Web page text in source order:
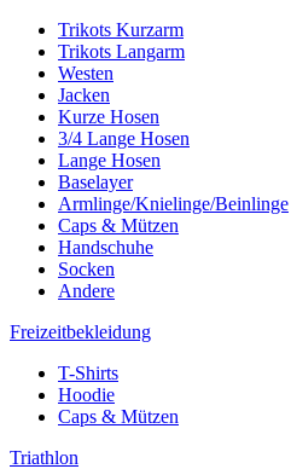
Trikots Kurzarm
Trikots Langarm
Westen
Jacken
Kurze Hosen
3/4 Lange Hosen
Lange Hosen
Baselayer
Armlinge/Knielinge/Beinlinge
Caps & Mützen
Handschuhe
Socken
Andere
Freizeitbekleidung
T-Shirts
Hoodie
Caps & Mützen
Triathlon